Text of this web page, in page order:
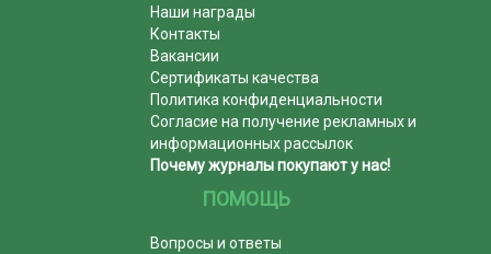
Наши награды
Контакты
Вакансии
Сертификаты качества
Политика конфиденциальности
Согласие на получение рекламных и
информационных рассылок
Почему журналы покупают у нас!
ПОМОЩЬ
Вопросы и ответы